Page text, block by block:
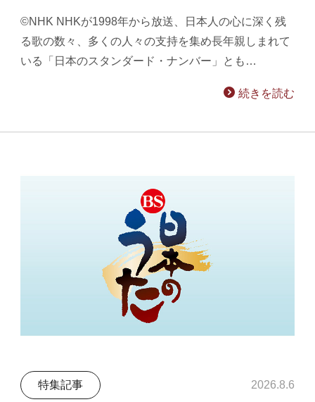
©NHK NHKが1998年から放送、日本人の心に深く残
る歌の数々、多くの人々の支持を集め長年親しまれて
いる「日本のスタンダード・ナンバー」とも…
続きを読む
特集記事 2026.8.6